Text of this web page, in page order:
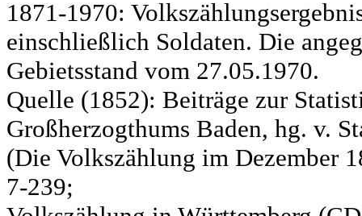
1871-1970:
einschließlich Soldaten. Die
Gebietsstand vom 27.05.1970.
Quelle (1852): Beiträge zur
Großherzogthums Baden, hg. v.
(Die Volkszählung im Dezember
7-239;